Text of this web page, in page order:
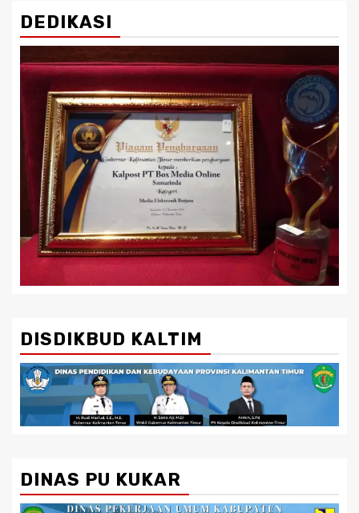
DEDIKASI
DISDIKBUD KALTIM
DINAS PU KUKAR